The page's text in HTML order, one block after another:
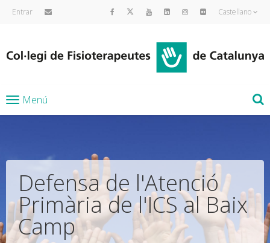
Entrar Castellano
Menú
Defensa de l'Atenció
Primària de l'ICS al Baix
Camp